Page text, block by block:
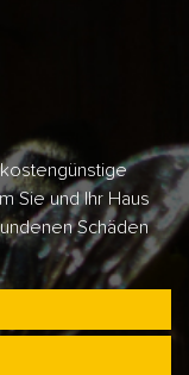
Sie und Ihr Haus
Schäden